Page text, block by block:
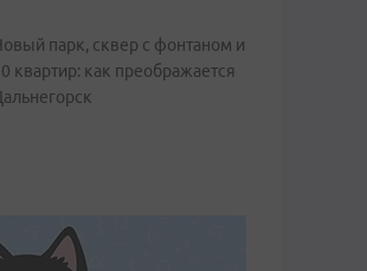
парк, сквер с фонтаном и
квартир: как преображается